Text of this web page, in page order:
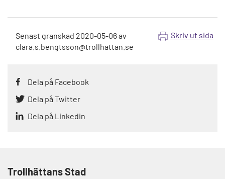
Senast granskad 2020-05-06av
clara.s.bengtsson@trollhattan.se
Skriv ut sida
Dela på Facebook
Dela på Twitter
Dela på Linkedin
Trollhättans Stad